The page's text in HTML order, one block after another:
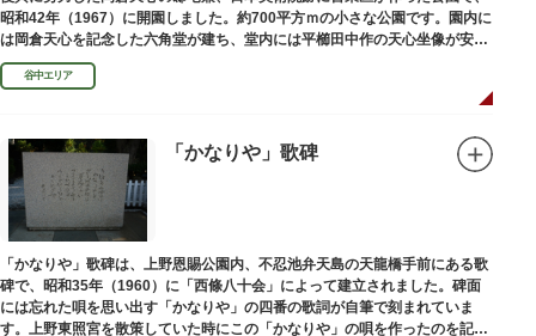
昭和42年（1967）に開園しました。約700平方ｍの小さな公園です。園内に
は岡倉天心を記念した六角堂が建ち、堂内には平櫛田中作の天心坐像が安置
されています。
谷中エリア
「かなりや」歌碑
「かなりや」歌碑は、上野恩賜公園内、不忍池弁天島の天龍橋手前にある歌
碑で、昭和35年（1960）に「西條八十会」によって建立されました。碑面
には忘れた唄を思い出す「かなりや」の四番の歌詞が自筆で刻まれていま
す。上野東照宮を散策していた時にこの「かなりや」の唄を作ったのを記念